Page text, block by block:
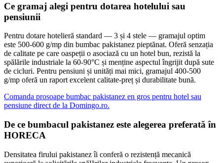
Ce gramaj alegi pentru dotarea hotelului sau
pensiunii
Pentru dotare hotelieră standard — 3 și 4 stele — gramajul optim
este 500-600 g/mp din bumbac pakistanez pieptănat. Oferă senzația
de calitate pe care oaspeții o asociază cu un hotel bun, rezistă la
spălările industriale la 60-90°C și menține aspectul îngrijit după sute
de cicluri. Pentru pensiuni și unități mai mici, gramajul 400-500
g/mp oferă un raport excelent calitate-preț și durabilitate bună.
Comanda prosoape bumbac pakistanez en gros pentru hotel sau
pensiune direct de la Domingo.ro.
De ce bumbacul pakistanez este alegerea preferată în
HORECA
Densitatea firului pakistanez îi conferă o rezistență mecanică